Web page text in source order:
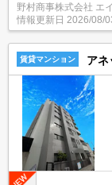
野村商事株式会社 エ
情報更新日 2026/08/
賃貸マンション アネ